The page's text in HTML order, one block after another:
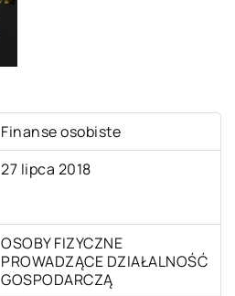
Finanse osobiste
27 lipca 2018
OSOBY FIZYCZNE
PROWADZĄCE DZIAŁALNOŚĆ
GOSPODARCZĄ